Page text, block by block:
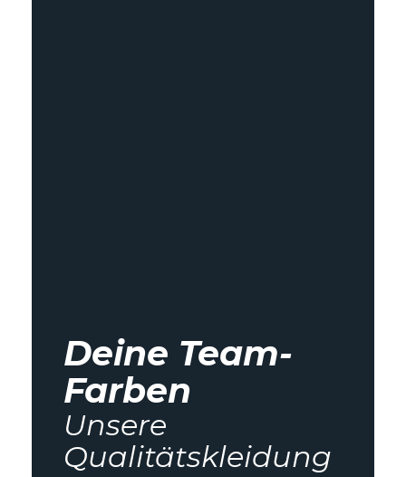
Deine Team-
Farben
Unsere
Qualitätskleidung